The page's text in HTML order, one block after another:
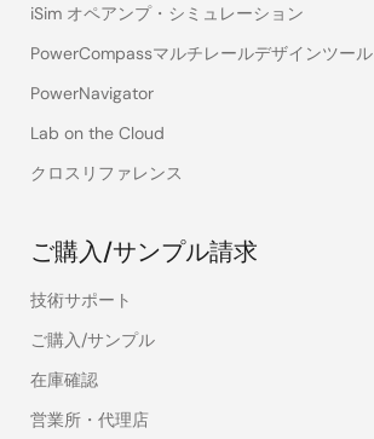
iSim オペアンプ・シミュレーション
PowerCompassマルチレールデザインツール
PowerNavigator
Lab on the Cloud
クロスリファレンス
ご購入/サンプル請求
技術サポート
ご購入/サンプル
在庫確認
営業所・代理店